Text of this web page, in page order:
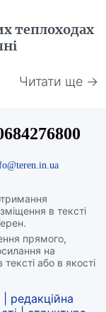
теплоходах
Читати ще →
в тексті
прямого,
на
або в якості
редакційна